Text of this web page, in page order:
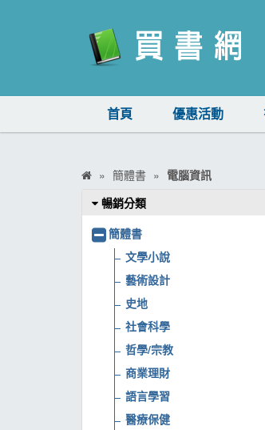
首頁 優惠活動
簡體書
電腦資訊
暢銷分類
簡體書
文學小說
藝術設計
史地
社會科學
哲學/宗教
商業理財
語言學習
醫療保健